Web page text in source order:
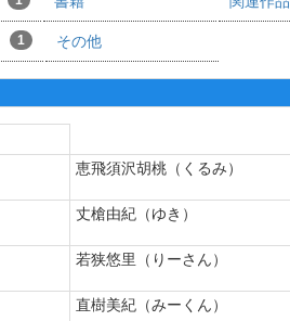
1 その他
恵飛須沢胡桃（くるみ）
丈槍由紀（ゆき）
若狭悠里（りーさん）
直樹美紀（みーくん）